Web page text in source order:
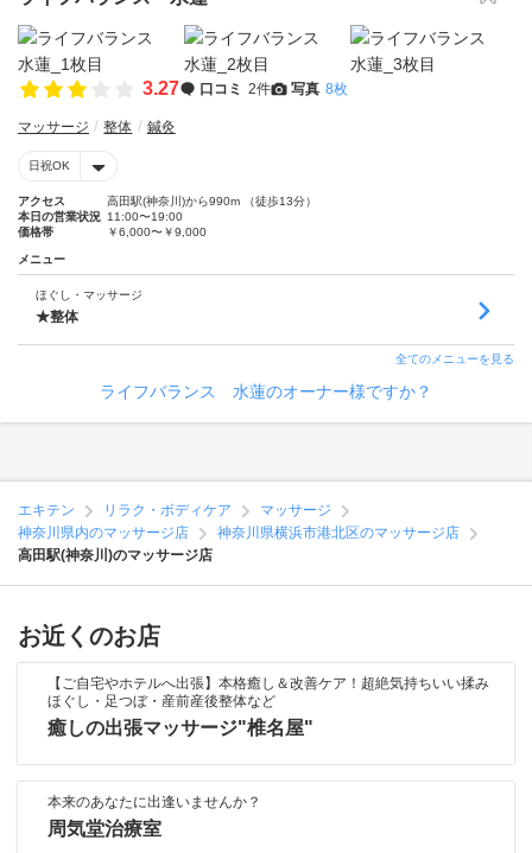
3.27 口コミ 2件 写真 8枚
マッサージ 整体 鍼灸
日祝OK
アクセス
高田駅(神奈川)から990m （徒歩13分）
本日の営業状況 11:00〜19:00
価格帯
￥6,000〜￥9,000
メニュー
ほぐし・マッサージ
★整体
全てのメニューを見る
ライフバランス 水蓮のオーナー様ですか？
エキテン リラク・ボディケア
マッサージ
神奈川県内のマッサージ店
神奈川県横浜市港北区のマッサージ店
高田駅(神奈川)のマッサージ店
お近くのお店
【ご自宅やホテルへ出張】本格癒し＆改善ケア！超絶気持ちいい揉み
ほぐし・足つぼ・産前産後整体など
癒しの出張マッサージ"椎名屋"
本来のあなたに出逢いませんか？
周気堂治療室